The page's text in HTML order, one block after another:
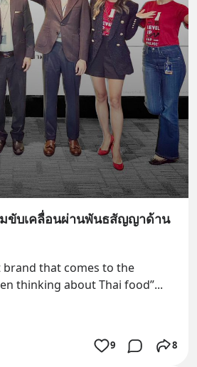
ขับเคลื่อนผ่านพันธสัญญาด้าน
brand that comes to the
thinking about Thai food”
9 8